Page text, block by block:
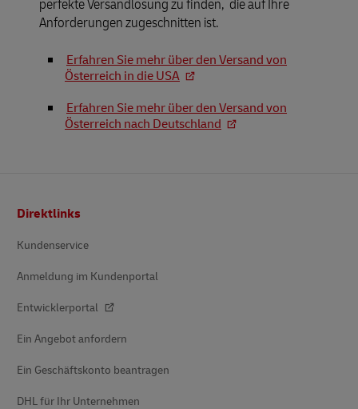
perfekte Versandlösung zu finden, die auf Ihre
Anforderungen zugeschnitten ist.
Erfahren Sie mehr über den Versand von
Österreich in die USA
Erfahren Sie mehr über den Versand von
Österreich nach Deutschland
Direktlinks
Kundenservice
Anmeldung im Kundenportal
Entwicklerportal
Ein Angebot anfordern
Ein Geschäftskonto beantragen
DHL für Ihr Unternehmen